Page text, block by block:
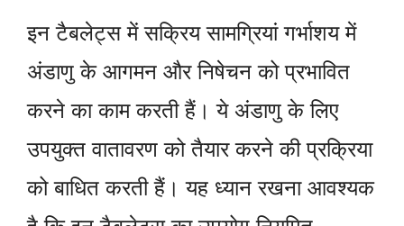
इन टैबलेट्स में सक्रिय सामग्रियां गर्भाशय में
अंडाणु के आगमन और निषेचन को प्रभावित
करने का काम करती हैं। ये अंडाणु के लिए
उपयुक्त वातावरण को तैयार करने की प्रक्रिया
को बाधित करती हैं। यह ध्यान रखना आवश्यक